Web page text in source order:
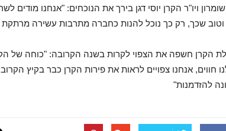
ויו"ר הקרן יוסי דגן בירך את הנוכחים: "אנחנו מודים
שכך, רק כך נוכל להנות כחברה מתרבות עשירה מרתקת
הקרן חשפה את הצפוי לקרות בשנה הקרובה: "כוחה של
חווים, אנחנו צפויים לראות את פירות הקרן כבר בקיץ
להזדמנות"